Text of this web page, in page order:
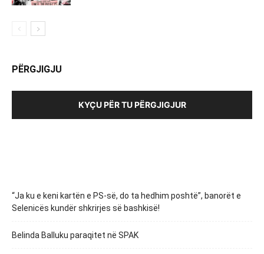
PËRGJIGJU
KYÇU PËR TU PËRGJIGJUR
“Ja ku e keni kartën e PS-së, do ta hedhim poshtë”, banorët e
Selenicës kundër shkrirjes së bashkisë!
Belinda Balluku paraqitet në SPAK